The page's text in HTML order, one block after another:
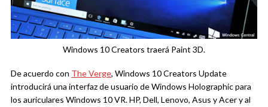
Windows 10 Creators traerá Paint 3D.
De acuerdo con The Verge, Windows 10 Creators Update
introducirá una interfaz de usuario de Windows Holographic para
los auriculares Windows 10 VR. HP, Dell, Lenovo, Asus y Acer y al